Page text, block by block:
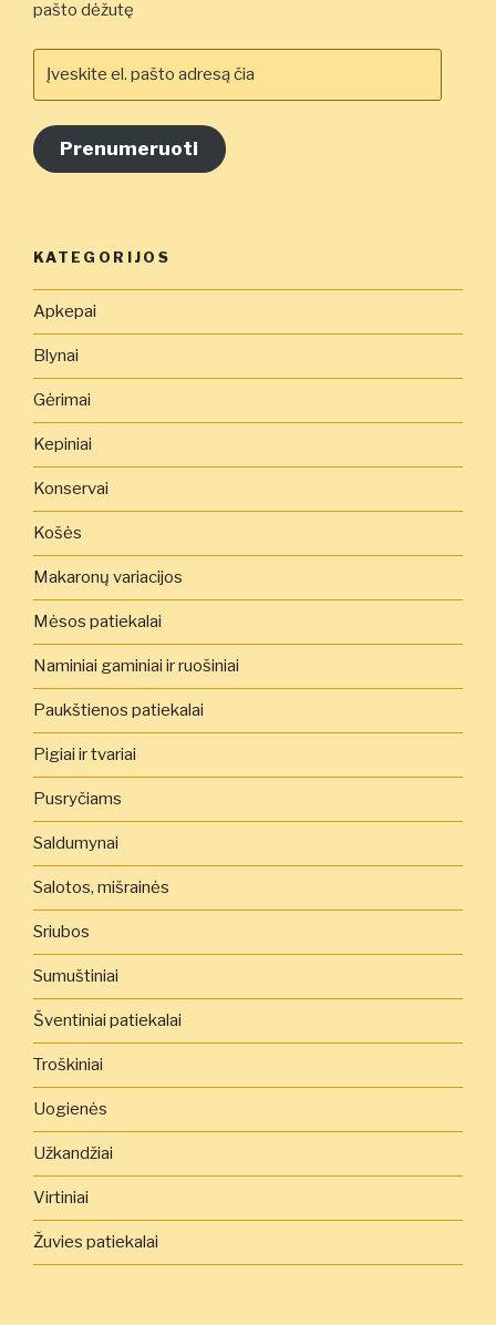
pašto dėžutę
el.
adresą
čia
Prenumeruoti
KATEGORIJOS
Apkepai
Blynai
Gėrimai
Kepiniai
Konservai
Košės
Makaronų variacijos
Mėsos patiekalai
Naminiai gaminiai ir ruošiniai
Paukštienos patiekalai
Pigiai ir tvariai
Pusryčiams
Saldumynai
Salotos, mišrainės
Sriubos
Sumuštiniai
Šventiniai patiekalai
Troškiniai
Uogienės
Užkandžiai
Virtiniai
Žuvies patiekalai